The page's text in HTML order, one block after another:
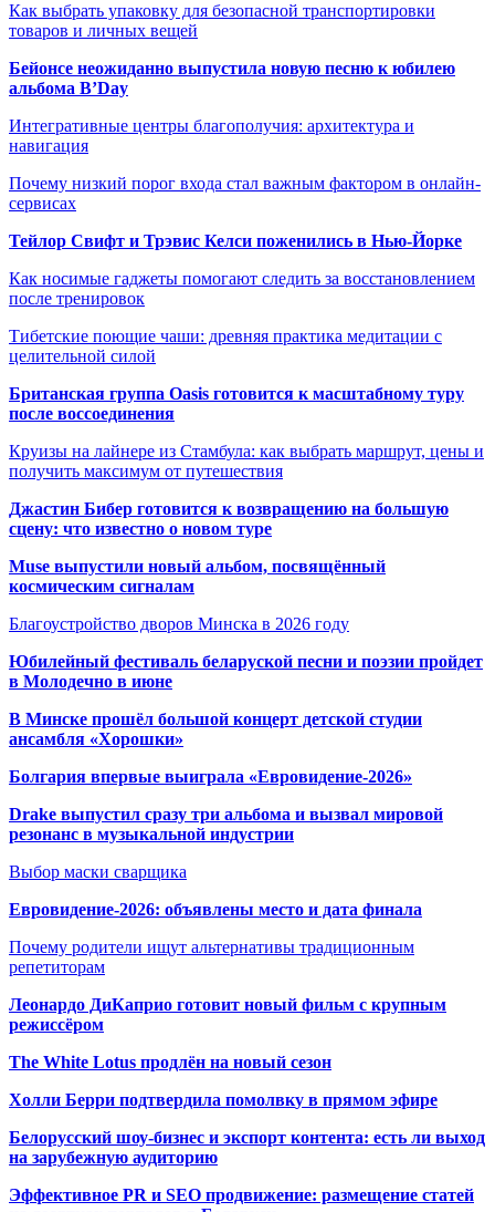
Как выбрать упаковку для безопасной транспортировки
товаров и личных вещей
Бейонсе неожиданно выпустила новую песню к юбилею
альбома B’Day
Интегративные центры благополучия: архитектура и
навигация
Почему низкий порог входа стал важным фактором в онлайн-
сервисах
Тейлор Свифт и Трэвис Келси поженились в Нью-Йорке
Как носимые гаджеты помогают следить за восстановлением
после тренировок
Тибетские поющие чаши: древняя практика медитации с
целительной силой
Британская группа Oasis готовится к масштабному туру
после воссоединения
Круизы на лайнере из Стамбула: как выбрать маршрут, цены и
получить максимум от путешествия
Джастин Бибер готовится к возвращению на большую
сцену: что известно о новом туре
Muse выпустили новый альбом, посвящённый
космическим сигналам
Благоустройство дворов Минска в 2026 году
Юбилейный фестиваль беларуской песни и поэзии пройдет
в Молодечно в июне
В Минске прошёл большой концерт детской студии
ансамбля «Хорошки»
Болгария впервые выиграла «Евровидение-2026»
Drake выпустил сразу три альбома и вызвал мировой
резонанс в музыкальной индустрии
Выбор маски сварщика
Евровидение-2026: объявлены место и дата финала
Почему родители ищут альтернативы традиционным
репетиторам
Леонардо ДиКаприо готовит новый фильм с крупным
режиссёром
The White Lotus продлён на новый сезон
Холли Берри подтвердила помолвку в прямом эфире
Белорусский шоу-бизнес и экспорт контента: есть ли выход
на зарубежную аудиторию
Эффективное PR и SEO продвижение: размещение статей